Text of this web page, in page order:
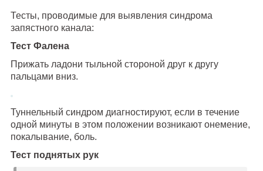
Тесты, проводимые для выявления синдрома
запястного канала:
Тест Фалена
Прижать ладони тыльной стороной друг к другу
пальцами вниз.
Туннельный синдром диагностируют, если в течение
одной минуты в этом положении возникают онемение,
покалывание, боль.
Тест поднятых рук